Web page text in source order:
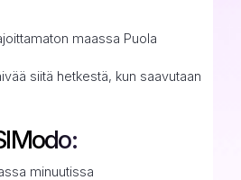
maassa Puola
siitä hetkestä, kun saavutaan
minuutissa